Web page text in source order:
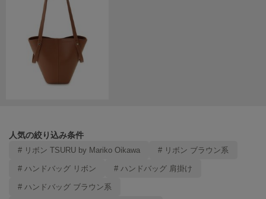
LILY BROWN
リリーブラウン
LILY BROWN Lingerie
リリーブラウンランジェリー
LITTLE UNION TOKYO
リトルユニオン トウキョウ
メイドオブオーガニクス
ミチュ コケット
人気の絞り込み条件
# リボン TSURU by Mariko Oikawa # リボン ブラウン系
# ハンドバッグ リボン # ハンドバッグ 肩掛け
# ハンドバッグ ブラウン系